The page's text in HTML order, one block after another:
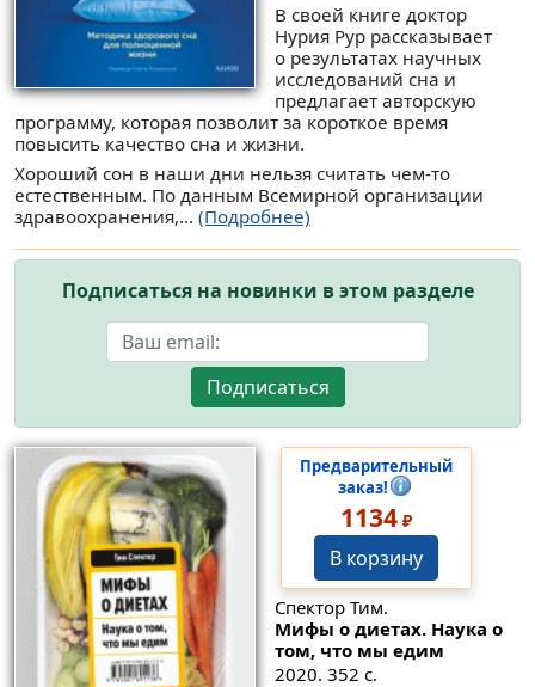
В своей книге доктор
Нурия Рур рассказывает
о результатах научных
исследований сна и
предлагает авторскую
программу, которая позволит за короткое время
повысить качество сна и жизни.
Хороший сон в наши дни нельзя считать чем-то
естественным. По данным Всемирной организации
здравоохранения,... (Подробнее)
Подписаться на новинки в этом разделе
Подписаться
Предварительный
заказ!
1134₽
В корзину
Спектор Тим.
Мифы о диетах. Наука о
том, что мы едим
2020. 352 с.